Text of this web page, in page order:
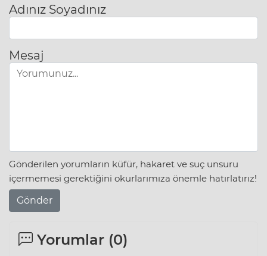
Adınız Soyadınız
Mesaj
Gönderilen yorumların küfür, hakaret ve suç unsuru
içermemesi gerektiğini okurlarımıza önemle hatırlatırız!
Gönder
Yorumlar (0)